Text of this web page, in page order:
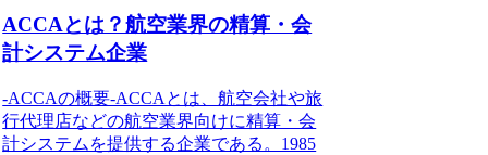
ACCAとは？航空業界の精算・会
計システム企業
-ACCAの概要-ACCAとは、航空会社や旅
行代理店などの航空業界向けに精算・会
計システムを提供する企業である。1985